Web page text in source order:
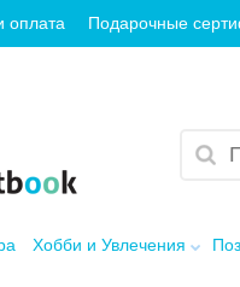
оплата Подарочные
Хобби и Увлечения